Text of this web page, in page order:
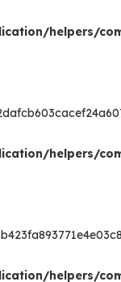
helpers/
helpers/
helpers/